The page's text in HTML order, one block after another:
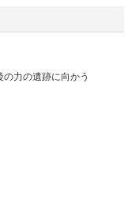
力の遺跡に向かう